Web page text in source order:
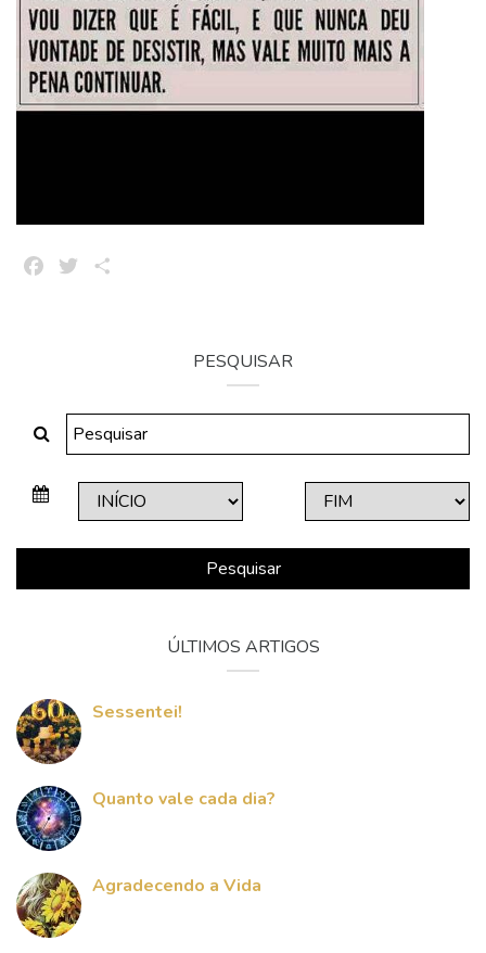
FacebookTwitter
PESQUISAR
Pesquisar
ÚLTIMOS ARTIGOS
Sessentei!
Quanto vale cada dia?
Agradecendo a Vida